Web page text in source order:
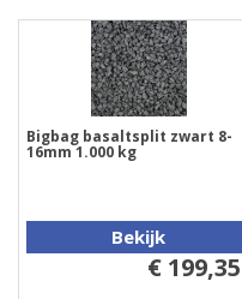
Bigbag basaltsplit zwart 8-
16mm 1.000 kg
Bekijk
€ 199,35